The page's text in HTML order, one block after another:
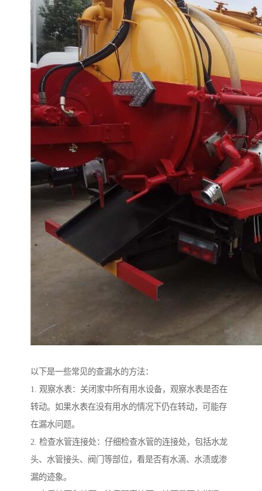
以下是一些常见的查漏水的方法：
1. 观察水表：关闭家中所有用水设备，观察水表是否在
转动。如果水表在没有用水的情况下仍在转动，可能存
在漏水问题。
2. 检查水管连接处：仔细检查水管的连接处，包括水龙
头、水管接头、阀门等部位，看是否有水滴、水渍或渗
漏的迹象。